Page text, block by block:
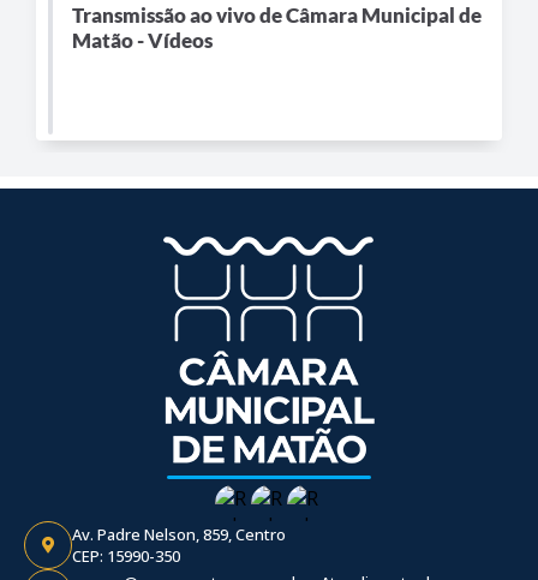
Transmissão ao vivo de Câmara Municipal de
Matão - Vídeos
Av. Padre Nelson, 859, Centro
CEP: 15990-350